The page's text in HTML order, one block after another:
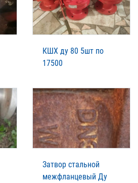
КШХ ду 80 5шт по
17500
Затвор стальной
межфланцевый Ду